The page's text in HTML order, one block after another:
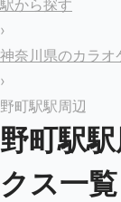
駅から探す
›
神奈川県のカラオ
›
野町駅駅周辺
野町駅
クス一覧